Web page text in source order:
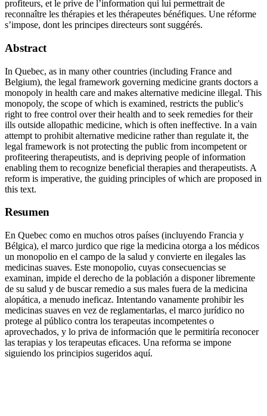
profiteurs, et le prive de l’information qui lui permettrait de
reconnaître les thérapies et les thérapeutes bénéfiques. Une réforme
s’impose, dont les principes directeurs sont suggérés.
Abstract
In Quebec, as in many other countries (including France and
Belgium), the legal framework governing medicine grants doctors a
monopoly in health care and makes alternative medicine illegal. This
monopoly, the scope of which is examined, restricts the public's
right to free control over their health and to seek remedies for their
ills outside allopathic medicine, which is often ineffective. In a vain
attempt to prohibit alternative medicine rather than regulate it, the
legal framework is not protecting the public from incompetent or
profiteering therapeutists, and is depriving people of information
enabling them to recognize beneficial therapies and therapeutists. A
reform is imperative, the guiding principles of which are proposed in
this text.
Resumen
En Quebec como en muchos otros países (incluyendo Francia y
Bélgica), el marco jurdico que rige la medicina otorga a los médicos
un monopolio en el campo de la salud y convierte en ilegales las
medicinas suaves. Este monopolio, cuyas consecuencias se
examinan, impide el derecho de la población a disponer libremente
de su salud y de buscar remedio a sus males fuera de la medicina
alopática, a menudo ineficaz. Intentando vanamente prohibir les
medicinas suaves en vez de reglamentarlas, el marco jurídico no
protege al público contra los terapeutas incompetentes o
aprovechados, y lo priva de información que le permitiría reconocer
las terapias y los terapeutas eficaces. Una reforma se impone
siguiendo los principios sugeridos aquí.